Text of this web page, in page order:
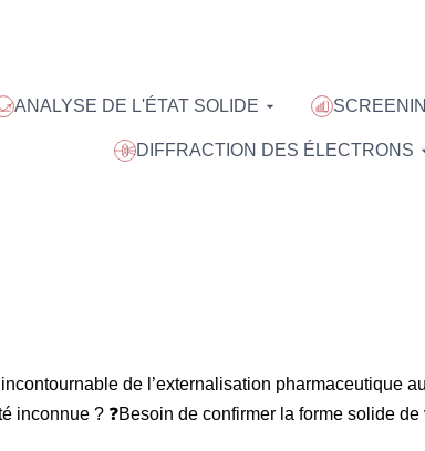
ANALYSE DE L'ÉTAT SOLIDE
DIFFRACTION DES ÉLECTRONS
de l’externalisation pharmaceutique
inconnue ? ❓Besoin de confirmer la forme solide de